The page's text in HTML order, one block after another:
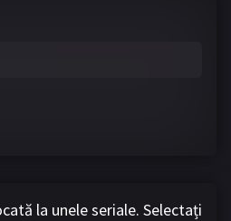
la unele seriale. Selectați